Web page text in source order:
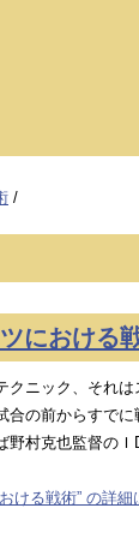
/
における
クニック、それ
合の前からすでに
野村克也監督のＩ
ける戦術” の詳細